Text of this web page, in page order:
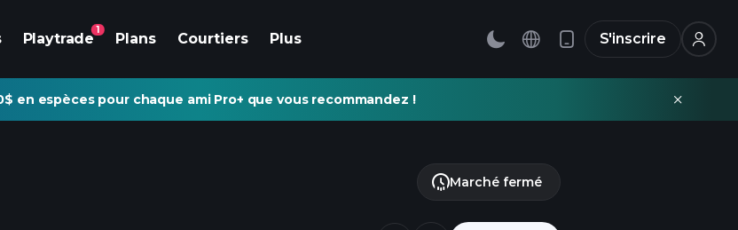
Playtrade
1
Plans Courtiers Plus S'inscrire
en espèces pour chaque ami Pro+ que vous recommandez !
Marché fermé